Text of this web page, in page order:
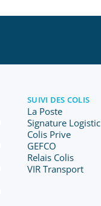
SUIVI DES COLIS
La Poste
Signature Logistic
Colis Prive
GEFCO
Relais Colis
VIR Transport